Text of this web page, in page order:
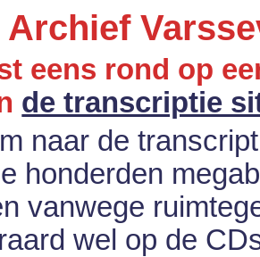
eens rond op
de transcriptie
naar de
honderden
vanwege
wel op de